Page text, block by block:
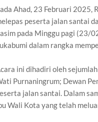
Ahad, 23 Februari 2025,
peserta jalan santai
pada Minggu pagi (23/
dalam rangka
ini dihadiri oleh
Purnaningrum; Dewan
jalan santai. Dalam
Wali Kota yang telah